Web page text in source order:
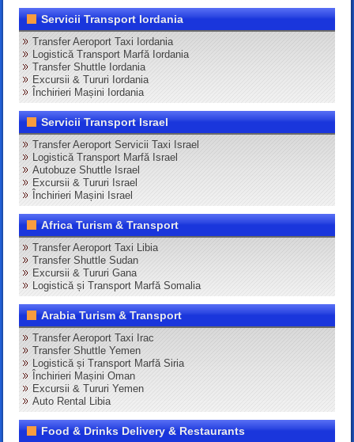
Servicii Transport Iordania
Transfer Aeroport Taxi Iordania
Logistică Transport Marfă Iordania
Transfer Shuttle Iordania
Excursii & Tururi Iordania
Închirieri Mașini Iordania
Servicii Transport Israel
Transfer Aeroport Servicii Taxi Israel
Logistică Transport Marfă Israel
Autobuze Shuttle Israel
Excursii & Tururi Israel
Închirieri Mașini Israel
Africa Turism & Transport
Transfer Aeroport Taxi Libia
Transfer Shuttle Sudan
Excursii & Tururi Gana
Logistică și Transport Marfă Somalia
Arabia Turism & Transport
Transfer Aeroport Taxi Irac
Transfer Shuttle Yemen
Logistică și Transport Marfă Siria
Închirieri Mașini Oman
Excursii & Tururi Yemen
Auto Rental Libia
Food & Drinks Delivery & Restaurants